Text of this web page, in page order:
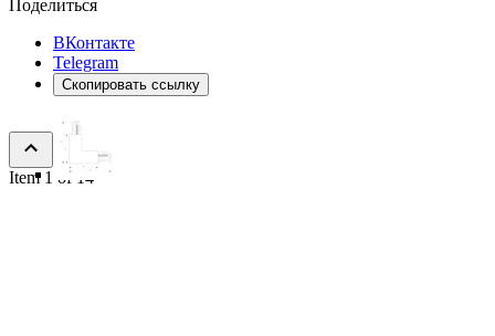
Поделиться
ВКонтакте
Telegram
Скопировать ссылку
Item 1 of 14